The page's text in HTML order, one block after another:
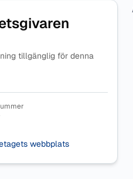
tillgänglig för denna
webbplats